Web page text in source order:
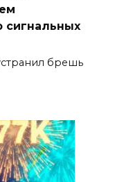
сигнальных
брешь